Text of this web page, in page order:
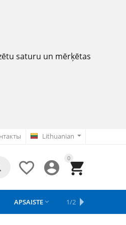
saturu un mērķētas
Lithuanian
0



APSAISTE  REZERVES DAĻAS
1/2